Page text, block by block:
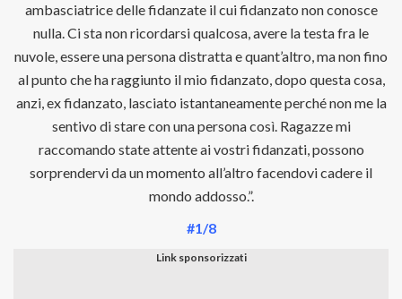
ambasciatrice delle fidanzate il cui fidanzato non conosce
nulla. Ci sta non ricordarsi qualcosa, avere la testa fra le
nuvole, essere una persona distratta e quant’altro, ma non fino
al punto che ha raggiunto il mio fidanzato, dopo questa cosa,
anzi, ex fidanzato, lasciato istantaneamente perché non me la
sentivo di stare con una persona così. Ragazze mi
raccomando state attente ai vostri fidanzati, possono
sorprendervi da un momento all’altro facendovi cadere il
mondo addosso.”.
#1/8